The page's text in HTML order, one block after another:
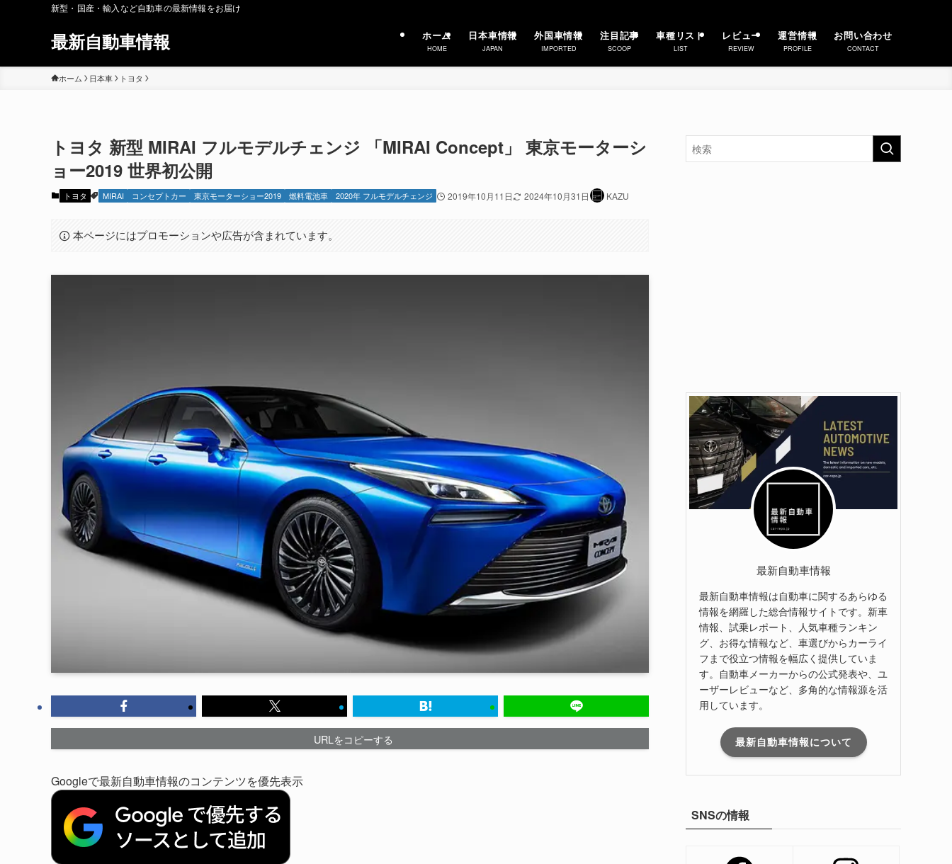
新型・国産・輸入など自動車の最新情報をお届け
最新自動車情報 ホーム
HOME
日本車情報
JAPAN
外国車情報
IMPORTED
注目記事
SCOOP
車種リスト
LIST
レビュー
REVIEW
運営情報
PROFILE
お問い合わせ
CONTACT
ホーム 日本車 トヨタ
トヨタ 新型 MIRAI フルモデルチェンジ 「MIRAI Concept」 東京モーターシ
ョー2019 世界初公開
トヨタ MIRAI コンセプトカー 東京モーターショー2019 燃料電池車 2020年 フルモデルチェンジ 2019年10月11日 2024年10月31日 KAZU
本ページにはプロモーションや広告が含まれています。
URLをコピーする
Googleで最新自動車情報のコンテンツを優先表示
最新自動車情報
最新自動車情報は自動車に関するあらゆる
情報を網羅した総合情報サイトです。新車
情報、試乗レポート、人気車種ランキン
グ、お得な情報など、車選びからカーライ
フまで役立つ情報を幅広く提供していま
す。自動車メーカーからの公式発表や、ユ
ーザーレビューなど、多角的な情報源を活
用しています。
最新自動車情報について
SNSの情報